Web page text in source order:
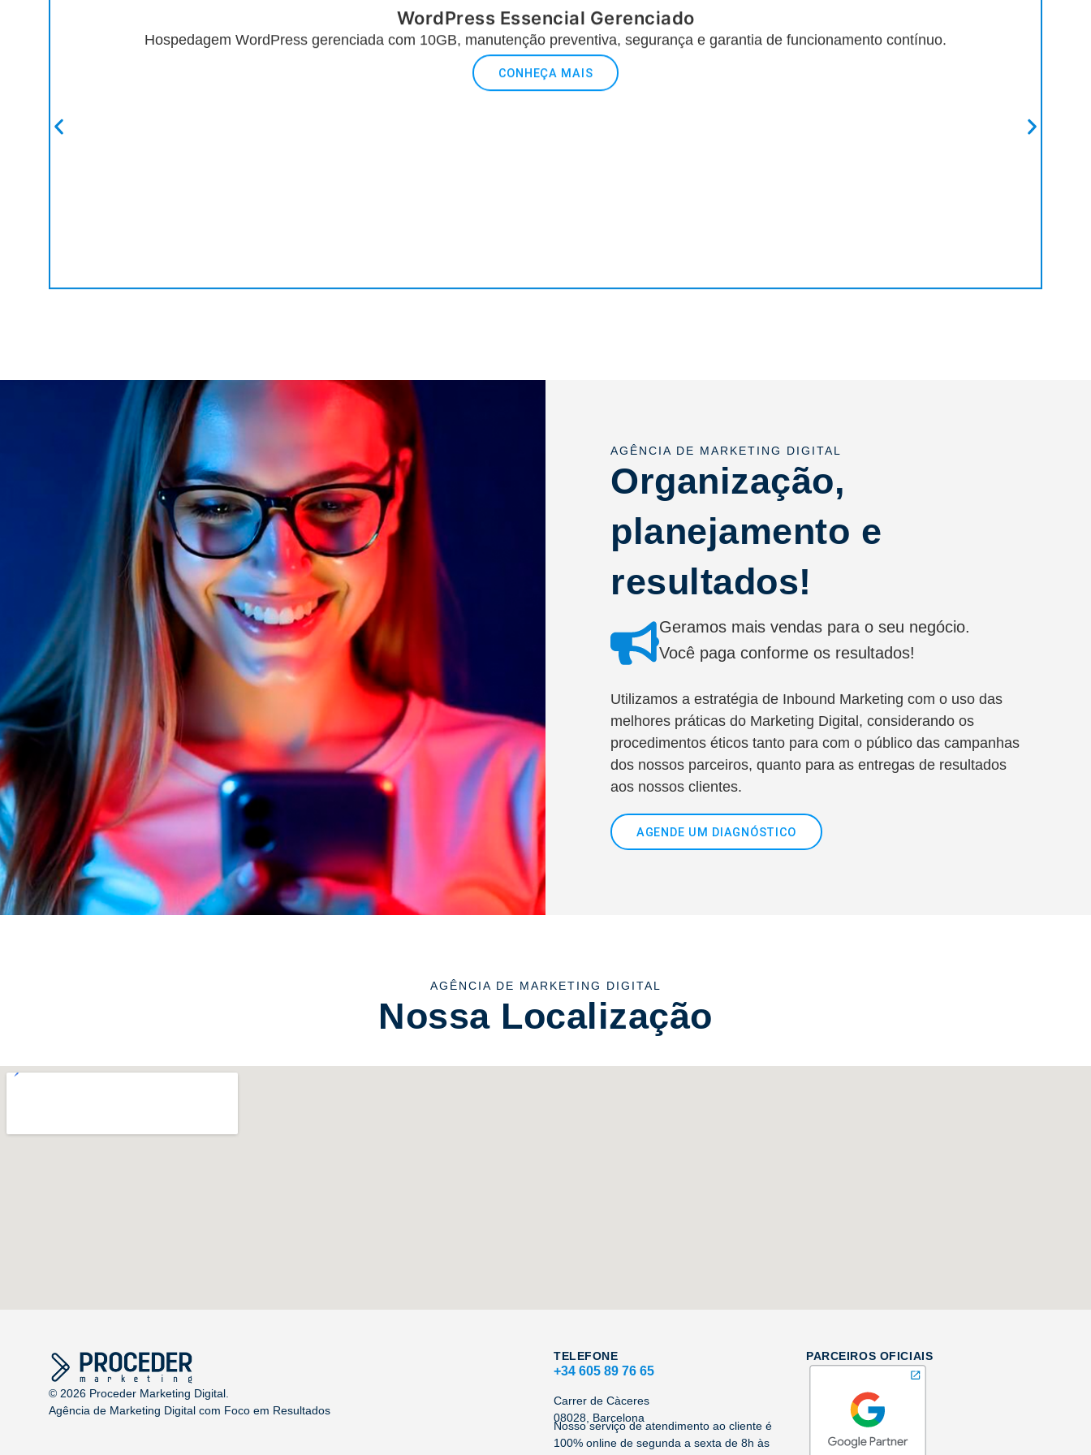
WordPress Essencial Gerenciado
Hospedagem WordPress gerenciada com 10GB, manutenção preventiva, segurança e garantia de funcionamento contínuo.
CONHEÇA MAIS
AGÊNCIA DE MARKETING DIGITAL
Organização,
planejamento e
resultados!
Geramos mais vendas para o seu negócio.
Você paga conforme os resultados!
Utilizamos a estratégia de Inbound Marketing com o uso das
melhores práticas do Marketing Digital, considerando os
procedimentos éticos tanto para com o público das campanhas
dos nossos parceiros, quanto para as entregas de resultados
aos nossos clientes.
AGENDE UM DIAGNÓSTICO
AGÊNCIA DE MARKETING DIGITAL
Nossa Localização
© 2026 Proceder Marketing Digital.
Agência de Marketing Digital com Foco em Resultados
TELEFONE
+34 605 89 76 65
Carrer de Càceres
08028, Barcelona
Nosso serviço de atendimento ao cliente é
100% online de segunda a sexta de 8h às
PARCEIROS OFICIAIS